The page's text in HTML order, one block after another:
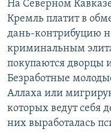
На Северном
Кремль платит в
дань-контрибуцию
криминальным
покупаются дворцы
Безработные
Аллаха или
которых ведут себя
них выработалась